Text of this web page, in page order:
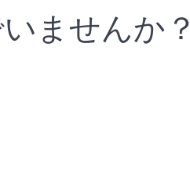
ませんか？